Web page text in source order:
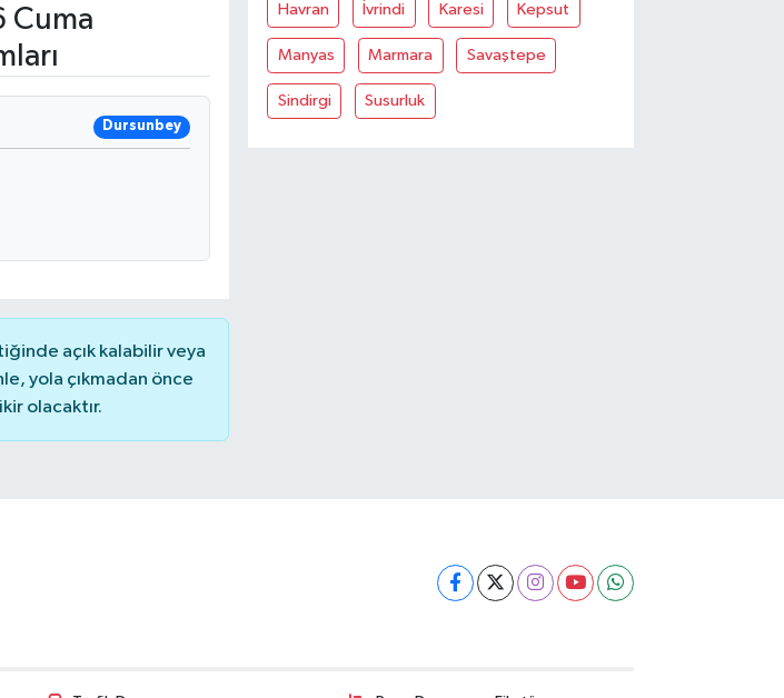
Cuma
Dursunbey
açık kalabilir veya
yola çıkmadan önce
olacaktır.
Havran İvrindi Karesi Kepsut
Manyas Marmara Savaştepe
Sindirgi Susurluk